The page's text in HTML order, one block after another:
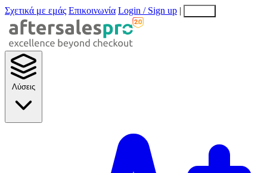
Σχετικά με εμάς Επικοινωνία Login / Sign up |
Λύσεις